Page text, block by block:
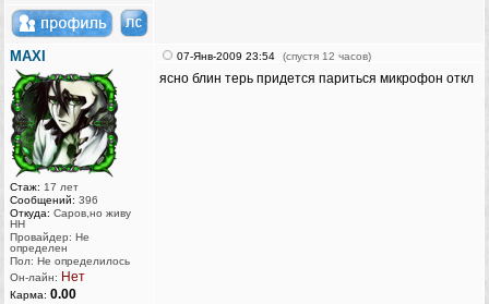
MAXI
Стаж: 17 лет
Сообщений: 396
Откуда: Саров,но живу
НН
Провайдер: Не
определен
Пол: Не определилось
Он-лайн: Нет
Карма: 0.00
07-Янв-2009 23:54 (спустя 12 часов)
ясно блин терь придется париться микрофон откл